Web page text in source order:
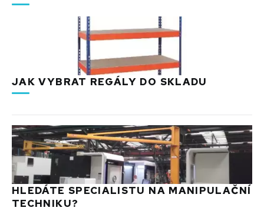
JAK VYBRAT REGÁLY DO SKLADU
HLEDÁTE SPECIALISTU NA MANIPULAČNÍ
TECHNIKU?